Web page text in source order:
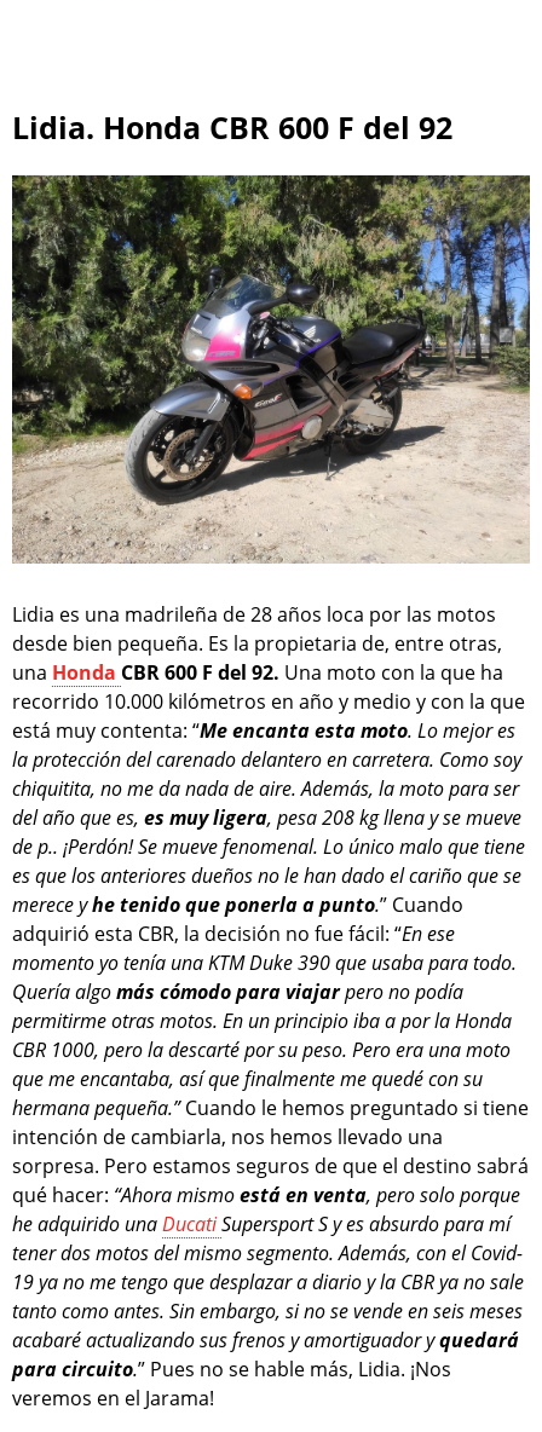
Lidia. Honda CBR 600 F del 92
Lidia es una madrileña de 28 años loca por las motos
desde bien pequeña. Es la propietaria de, entre otras,
una Honda CBR 600 F del 92. Una moto con la que ha
recorrido 10.000 kilómetros en año y medio y con la que
está muy contenta: “Me encanta esta moto. Lo mejor es
la protección del carenado delantero en carretera. Como soy
chiquitita, no me da nada de aire. Además, la moto para ser
del año que es, es muy ligera, pesa 208 kg llena y se mueve
de p.. ¡Perdón! Se mueve fenomenal. Lo único malo que tiene
es que los anteriores dueños no le han dado el cariño que se
merece yhe tenido que ponerla a punto.” Cuando
adquirió esta CBR, la decisión no fue fácil: “En ese
momento yo tenía una KTM Duke 390 que usaba para todo.
Quería algomás cómodo para viajarpero no podía
permitirme otras motos. En un principio iba a por la Honda
CBR 1000, pero la descarté por su peso. Pero era una moto
que me encantaba, así que finalmente me quedé con su
hermana pequeña.”Cuando le hemos preguntado si tiene
intención de cambiarla, nos hemos llevado una
sorpresa. Pero estamos seguros de que el destino sabrá
qué hacer: “Ahora mismoestá en venta, pero solo porque
he adquirido unaDucatiSupersport S y es absurdo para mí
tener dos motos del mismo segmento. Además, con el Covid-
19 ya no me tengo que desplazar a diario y la CBR ya no sale
tanto como antes. Sin embargo, si no se vende en seis meses
acabaré actualizando sus frenos y amortiguador yquedará
para circuito.” Pues no se hable más, Lidia. ¡Nos
veremos en el Jarama!